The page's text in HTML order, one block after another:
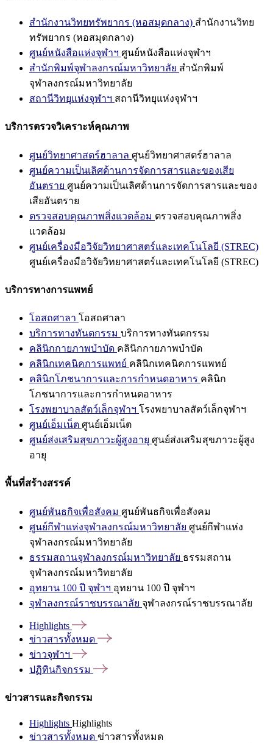
สำนักงานวิทยทรัพยากร (หอสมุดกลาง) สำนักงานวิทย
ทรัพยากร (หอสมุดกลาง)
ศูนย์หนังสือแห่งจุฬาฯ ศูนย์หนังสือแห่งจุฬาฯ
สำนักพิมพ์จุฬาลงกรณ์มหาวิทยาลัย สำนักพิมพ์
จุฬาลงกรณ์มหาวิทยาลัย
สถานีวิทยุแห่งจุฬาฯ สถานีวิทยุแห่งจุฬาฯ
บริการตรวจวิเคราะห์คุณภาพ
ศูนย์วิทยาศาสตร์ฮาลาล ศูนย์วิทยาศาสตร์ฮาลาล
ศูนย์ความเป็นเลิศด้านการจัดการสารและของเสีย
อันตราย ศูนย์ความเป็นเลิศด้านการจัดการสารและของ
เสียอันตราย
ตรวจสอบคุณภาพสิ่งแวดล้อม ตรวจสอบคุณภาพสิ่ง
แวดล้อม
ศูนย์เครื่องมือวิจัยวิทยาศาสตร์และเทคโนโลยี (STREC)
ศูนย์เครื่องมือวิจัยวิทยาศาสตร์และเทคโนโลยี (STREC)
บริการทางการแพทย์
โอสถศาลา โอสถศาลา
บริการทางทันตกรรม บริการทางทันตกรรม
คลินิกกายภาพบำบัด คลินิกกายภาพบำบัด
คลินิกเทคนิคการแพทย์ คลินิกเทคนิคการแพทย์
คลินิกโภชนาการและการกำหนดอาหาร คลินิก
โภชนาการและการกำหนดอาหาร
โรงพยาบาลสัตว์เล็กจุฬาฯ โรงพยาบาลสัตว์เล็กจุฬาฯ
ศูนย์เอ็มเน็ต ศูนย์เอ็มเน็ต
ศูนย์ส่งเสริมสุขภาวะผู้สูงอายุ ศูนย์ส่งเสริมสุขภาวะผู้สูง
อายุ
พื้นที่สร้างสรรค์
ศูนย์พันธกิจเพื่อสังคม ศูนย์พันธกิจเพื่อสังคม
ศูนย์กีฬาแห่งจุฬาลงกรณ์มหาวิทยาลัย ศูนย์กีฬาแห่ง
จุฬาลงกรณ์มหาวิทยาลัย
ธรรมสถานจุฬาลงกรณ์มหาวิทยาลัย ธรรมสถาน
จุฬาลงกรณ์มหาวิทยาลัย
อุทยาน 100 ปี จุฬาฯ อุทยาน 100 ปี จุฬาฯ
จุฬาลงกรณ์ราชบรรณาลัย จุฬาลงกรณ์ราชบรรณาลัย
Highlights
ข่าวสารทั้งหมด
ข่าวจุฬาฯ
ปฏิทินกิจกรรม
ข่าวสารและกิจกรรม
Highlights Highlights
ข่าวสารทั้งหมด ข่าวสารทั้งหมด